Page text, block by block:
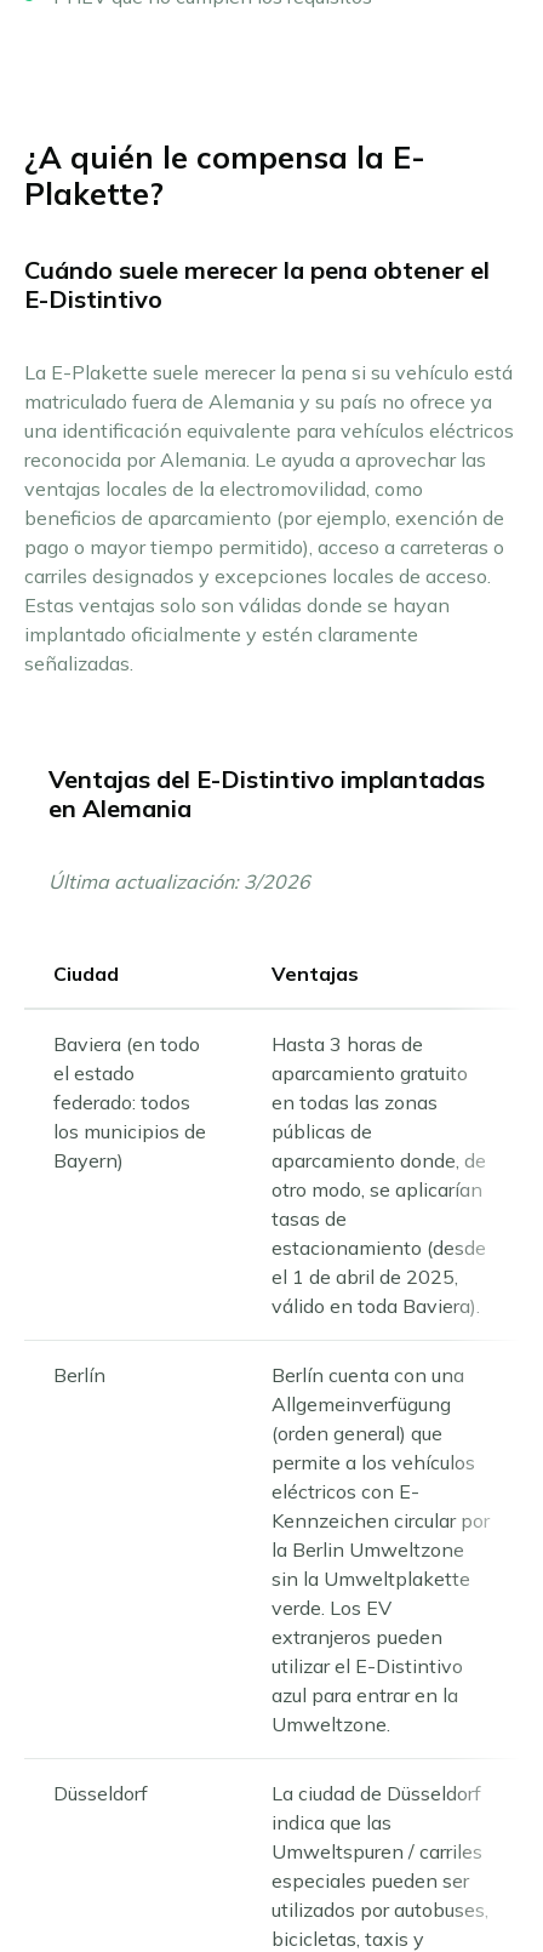
¿A quién le compensa la E-
Plakette?
Cuándo suele merecer la pena obtener el
E-Distintivo
La E-Plakette suele merecer la pena si su vehículo está
matriculado fuera de Alemania y su país no ofrece ya
una identificación equivalente para vehículos eléctricos
reconocida por Alemania. Le ayuda a aprovechar las
ventajas locales de la electromovilidad, como
beneficios de aparcamiento (por ejemplo, exención de
pago o mayor tiempo permitido), acceso a carreteras o
carriles designados y excepciones locales de acceso.
Estas ventajas solo son válidas donde se hayan
implantado oficialmente y estén claramente
señalizadas.
Ventajas del E-Distintivo implantadas
en Alemania
Última actualización: 3/2026
Ciudad Ventajas
Baviera (en todo
el estado
federado: todos
los municipios de
Bayern)
Hasta 3 horas de
aparcamiento gratuito
en todas las zonas
públicas de
aparcamiento donde, de
otro modo, se aplicarían
tasas de
estacionamiento (desde
el 1 de abril de 2025,
válido en toda Baviera).
Berlín
Berlín cuenta con una
Allgemeinverfügung
(orden general) que
permite a los vehículos
eléctricos con E-
Kennzeichen circular por
la Berlin Umweltzone
sin la Umweltplakette
verde. Los EV
extranjeros pueden
utilizar el E-Distintivo
azul para entrar en la
Umweltzone.
Düsseldorf
La ciudad de Düsseldorf
indica que las
Umweltspuren / carriles
especiales pueden ser
utilizados por autobuses,
bicicletas, taxis y